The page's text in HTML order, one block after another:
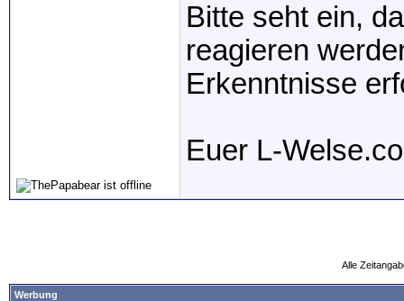
Bitte seht ein,
reagieren
Erkenntnisse
Euer L-
Alle
Werbung